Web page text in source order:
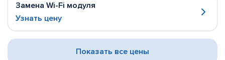
Замена Wi-Fi модуля
Узнать цену
Показать все цены